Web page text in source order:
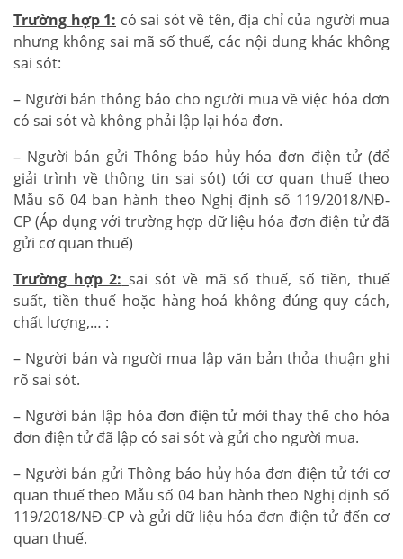
Trường hợp 1: có sai sót về tên, địa chỉ của người mua
nhưng không sai mã số thuế, các nội dung khác không
sai sót:
– Người bán thông báo cho người mua về việc hóa đơn
có sai sót và không phải lập lại hóa đơn.
– Người bán gửi Thông báo hủy hóa đơn điện tử (để
giải trình về thông tin sai sót) tới cơ quan thuế theo
Mẫu số 04 ban hành theo Nghị định số 119/2018/NĐ-
CP (Áp dụng với trường hợp dữ liệu hóa đơn điện tử đã
gửi cơ quan thuế)
Trường hợp 2: sai sót về mã số thuế, số tiền, thuế
suất, tiền thuế hoặc hàng hoá không đúng quy cách,
chất lượng,… :
– Người bán và người mua lập văn bản thỏa thuận ghi
rõ sai sót.
– Người bán lập hóa đơn điện tử mới thay thế cho hóa
đơn điện tử đã lập có sai sót và gửi cho người mua.
– Người bán gửi Thông báo hủy hóa đơn điện tử tới cơ
quan thuế theo Mẫu số 04 ban hành theo Nghị định số
119/2018/NĐ-CP và gửi dữ liệu hóa đơn điện tử đến cơ
quan thuế.